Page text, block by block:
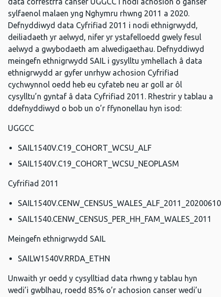
sylfaenol malaen yng Nghymru rhwng 2011 a 2020.
Defnyddiwyd data Cyfrifiad 2011 i nodi ethnigrwydd,
deiliadaeth yr aelwyd, nifer yr ystafelloedd gwely fesul
aelwyd a gwybodaeth am alwedigaethau. Defnyddiwyd
meingefn ethnigrwydd SAIL i gysylltu ymhellach â data
ethnigrwydd ar gyfer unrhyw achosion Cyfrifiad
cychwynnol oedd heb eu cyfateb neu ar goll ar ôl
cysylltu’n gyntaf â data Cyfrifiad 2011. Rhestrir y tablau a
ddefnyddiwyd o bob un o’r ffynonellau hyn isod:
UGGCC
SAIL1540V.C19_COHORT_WCSU_ALF
SAIL1540V.C19_COHORT_WCSU_NEOPLASM
Cyfrifiad 2011
SAIL1540V.CENW_CENSUS_WALES_ALF_2011_20200610
SAIL1540.CENW_CENSUS_PER_HH_FAM_WALES_2011
Meingefn ethnigrwydd SAIL
SAILW1540V.RRDA_ETHN
Unwaith yr oedd y cysylltiad data rhwng y tablau hyn
wedi’i gwblhau, roedd 85% o’r achosion canser wedi’u